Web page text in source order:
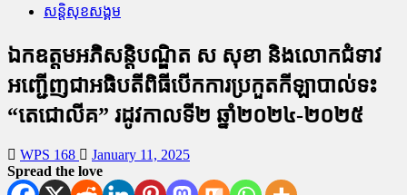
សន្តិសុខសង្គម
ឯកឧត្តមអភិសន្តិបណ្ឌិត ស សុខា និងលោកជំទាវ
អញ្ជើញជាអធិបតីពិធីបើកការប្រកួតកីឡាបាល់ទះ
“តេជោលីគ” រដូវកាលទី២ ឆ្នាំ២០២៤-២០២៥
WPS 168
January 11, 2025
Spread the love